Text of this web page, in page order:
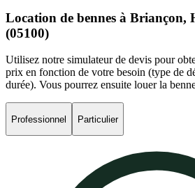
Location de bennes à Briançon,
(05100)
Utilisez notre simulateur de devis pour
prix en fonction de votre besoin (type de
durée). Vous pourrez ensuite louer la
Professionnel Particulier